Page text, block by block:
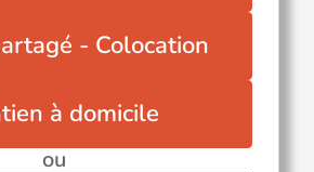
- Colocation
à domicile
ou